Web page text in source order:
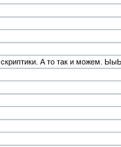
скриптики. А то так и можем.